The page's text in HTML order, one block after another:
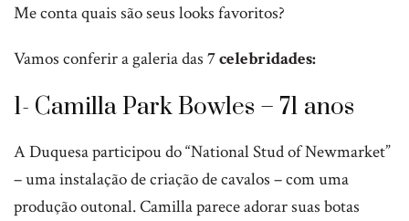
Me conta quais são seus looks favoritos?
Vamos conferir a galeria das 7 celebridades:
1- Camilla Park Bowles – 71 anos
A Duquesa participou do “National Stud of Newmarket”
– uma instalação de criação de cavalos – com uma
produção outonal. Camilla parece adorar suas botas